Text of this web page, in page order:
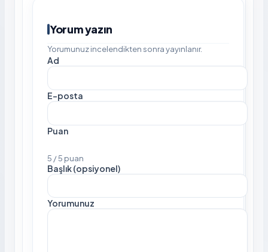
Yorum yazın
Yorumunuz incelendikten sonra yayınlanır.
Ad
E-posta
Puan
5 / 5 puan
Başlık (opsiyonel)
Yorumunuz